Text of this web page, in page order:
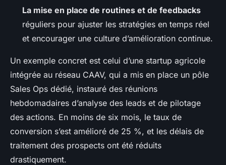
La mise en place de routines et de feedbacks
réguliers pour ajuster les stratégies en temps réel
et encourager une culture d’amélioration continue.
Un exemple concret est celui d’une startup agricole
intégrée au réseau CAAV, qui a mis en place un pôle
Sales Ops dédié, instauré des réunions
hebdomadaires d’analyse des leads et de pilotage
des actions. En moins de six mois, le taux de
conversion s’est amélioré de 25 %, et les délais de
traitement des prospects ont été réduits
drastiquement.